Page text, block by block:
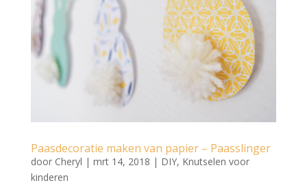
Paasdecoratie maken van papier – Paasslinger
door Cheryl | mrt 14, 2018 | DIY, Knutselen voor
kinderen